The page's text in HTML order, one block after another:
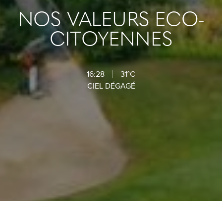
NOS VALEURS ECO-
CITOYENNES
16:28
31°C
CIEL DÉGAGÉ